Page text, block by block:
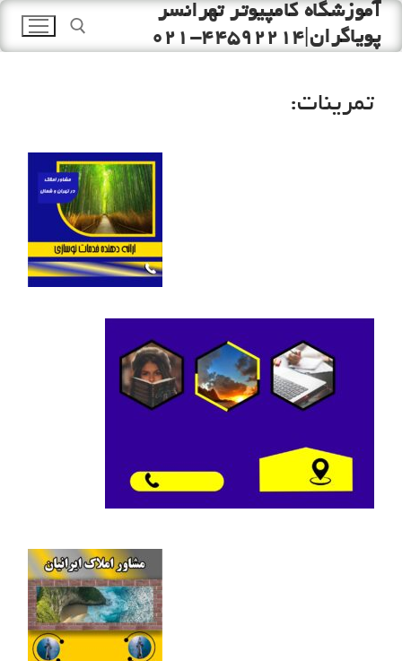
محتوا
آموزشگاه کامپیوتر تهرانسر
پویاگران|44592214-021
تمرینات: